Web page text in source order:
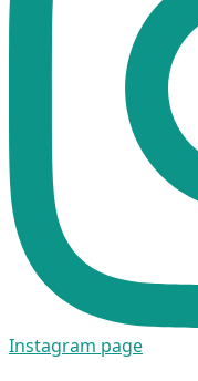
Instagram page